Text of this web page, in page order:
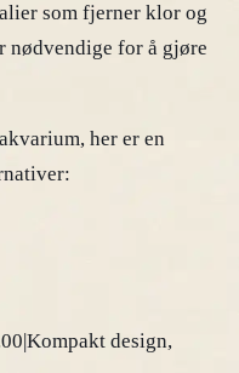
som fjerner klor og
nødvendige for å gjøre
her er en
design,